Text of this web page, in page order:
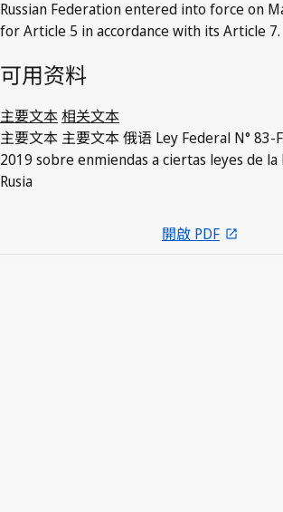
Russian Federation entered into force on
for Article 5 in accordance with its Article 7.
可用资料
主要文本相关文本
主要文本 主要文本俄语 Ley Federal N° 83-
2019 sobre enmiendas a ciertas leyes de la
Rusia
開啟 PDF open_in_new